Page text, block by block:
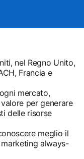
nel Regno Unito,
Francia e
mercato,
per generare
delle risorse
meglio il
always-